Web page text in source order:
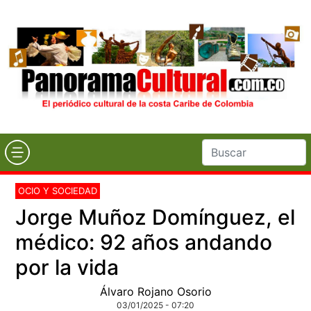
OCIO Y SOCIEDAD
Jorge Muñoz Domínguez, el
médico: 92 años andando
por la vida
Álvaro Rojano Osorio
03/01/2025 - 07:20